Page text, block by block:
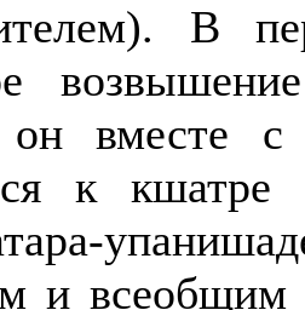
В
он вместе с
к
и